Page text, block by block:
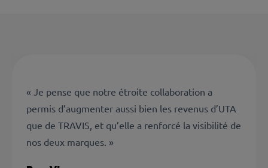
« Je pense que notre étroite collaboration a
permis d’augmenter aussi bien les revenus d’UTA
que de TRAVIS, et qu’elle a renforcé la visibilité de
nos deux marques. »